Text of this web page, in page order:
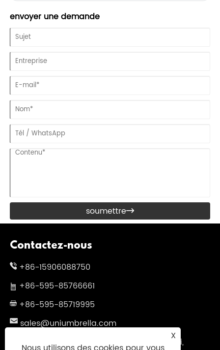
envoyer une demande
soumettre
Contactez-nous
+86-15906088750
+86-595-85766661
+86-595-85719995
sales@uniumbrella.com
Zone industrielle de Yaoqian, ville d'Anhai,
X